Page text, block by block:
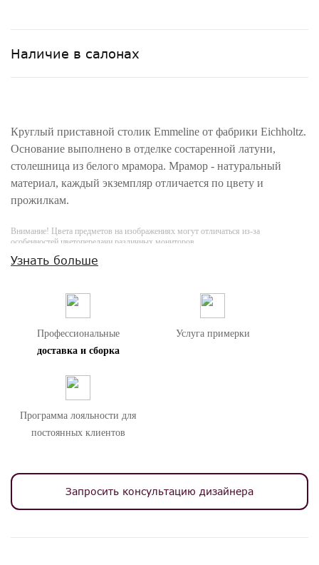
Наличие в салонах
Круглый приставной столик Emmeline от фабрики Eichholtz.
Основание выполнено в отделке состаренной латуни,
столешница из белого мрамора. Мрамор - натуральный
материал, каждый экземпляр отличается по цвету и
прожилкам.
Внимание! Цвета предметов на изображениях могут отличаться из-за
особенностей цветопередачи различных мониторов.
Узнать больше
Профессиональные
доставка и сборка
Услуга примерки
Программа лояльности для
постоянных клиентов
Запросить консультацию дизайнера